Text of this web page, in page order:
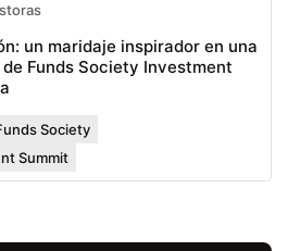
un maridaje inspirador en una
Funds Society Investment
Society
Summit